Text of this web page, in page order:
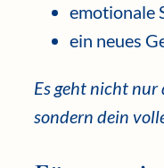
emotionale
ein neues
Es geht nicht nur
sondern dein